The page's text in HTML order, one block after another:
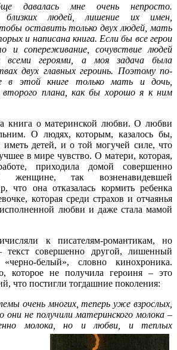
давалась мне очень непросто.
людей, лишение их имен,
оставить только двух людей, мать
и написана книга. Если бы все герои
и сопереживание, сочувствие людей
всеми героями, а моя задача была
двух главных героинь. Поэтому по-
в этой книге только мать и дочь,
плана, как бы хорошо я к ним
книга о материнской любви. О любви
О людях, которым, казалось бы,
детей, и о той могучей силе, что
в мире чувство. О матери, которая,
приходила домой совершенно
женщине, так возненавидевшей
что она отказалась кормить ребенка
которая среди страхов и отчаянья
любви и даже стала мамой
к писателям-романтикам, но
текст совершенно другой, лишенный
белый», словно кинохроника.
которое не получила героиня – это
что постигли тогдашние поколения:
очень многих, теперь уже взрослых,
не получили материнского молока –
молока, но и любви, и теплых